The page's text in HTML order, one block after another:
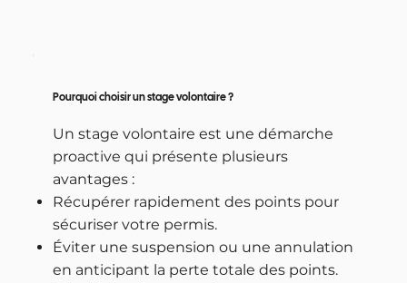
Pourquoi choisir un stage volontaire ?
Un stage volontaire est une démarche
proactive qui présente plusieurs
avantages :
Récupérer rapidement des points pour
sécuriser votre permis.
Éviter une suspension ou une annulation
en anticipant la perte totale des points.